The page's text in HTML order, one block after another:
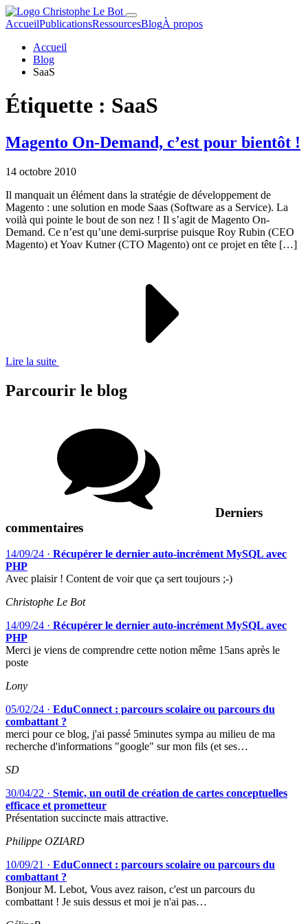
AccueilPublicationsRessourcesBlogÀ propos
Accueil
Blog
SaaS
Étiquette : SaaS
Magento On-Demand, c’est pour bientôt !
14 octobre 2010
Il manquait un élément dans la stratégie de développement de
Magento : une solution en mode Saas (Software as a Service). La
voilà qui pointe le bout de son nez ! Il s’agit de Magento On-
Demand. Ce n’est qu’une demi-surprise puisque Roy Rubin (CEO
Magento) et Yoav Kutner (CTO Magento) ont ce projet en tête […]
Lire la suite
Parcourir le blog
Derniers
commentaires
14/09/24 · Récupérer le dernier auto-incrément MySQL avec
PHP
Avec plaisir ! Content de voir que ça sert toujours ;-)
Christophe Le Bot
14/09/24 · Récupérer le dernier auto-incrément MySQL avec
PHP
Merci je viens de comprendre cette notion même 15ans après le
poste
Lony
05/02/24 · EduConnect : parcours scolaire ou parcours du
combattant ?
merci pour ce blog, j'ai passé 5minutes sympa au milieu de ma
recherche d'informations "google" sur mon fils (et ses…
SD
30/04/22 · Stemic, un outil de création de cartes conceptuelles
efficace et prometteur
Présentation succincte mais attractive.
Philippe OZIARD
10/09/21 · EduConnect : parcours scolaire ou parcours du
combattant ?
Bonjour M. Lebot, Vous avez raison, c'est un parcours du
combattant ! Je suis dessus et moi je n'ai pas…